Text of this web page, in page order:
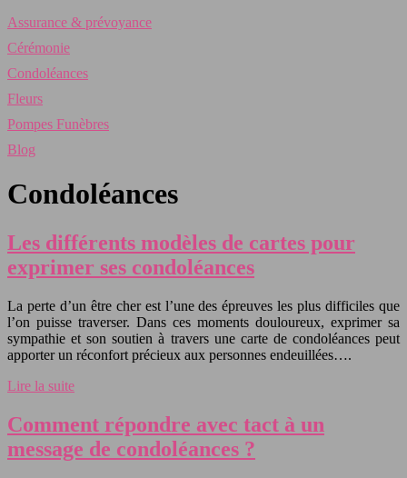
Assurance & prévoyance
Cérémonie
Condoléances
Fleurs
Pompes Funèbres
Blog
Condoléances
Les différents modèles de cartes pour
exprimer ses condoléances
La perte d’un être cher est l’une des épreuves les plus difficiles que
l’on puisse traverser. Dans ces moments douloureux, exprimer sa
sympathie et son soutien à travers une carte de condoléances peut
apporter un réconfort précieux aux personnes endeuillées….
Lire la suite
Comment répondre avec tact à un
message de condoléances ?